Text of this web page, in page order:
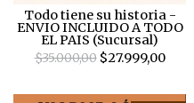
Todo tiene su historia -
ENVIO INCLUIDO A TODO
EL PAIS (Sucursal)
$35.000,00$27.999,00